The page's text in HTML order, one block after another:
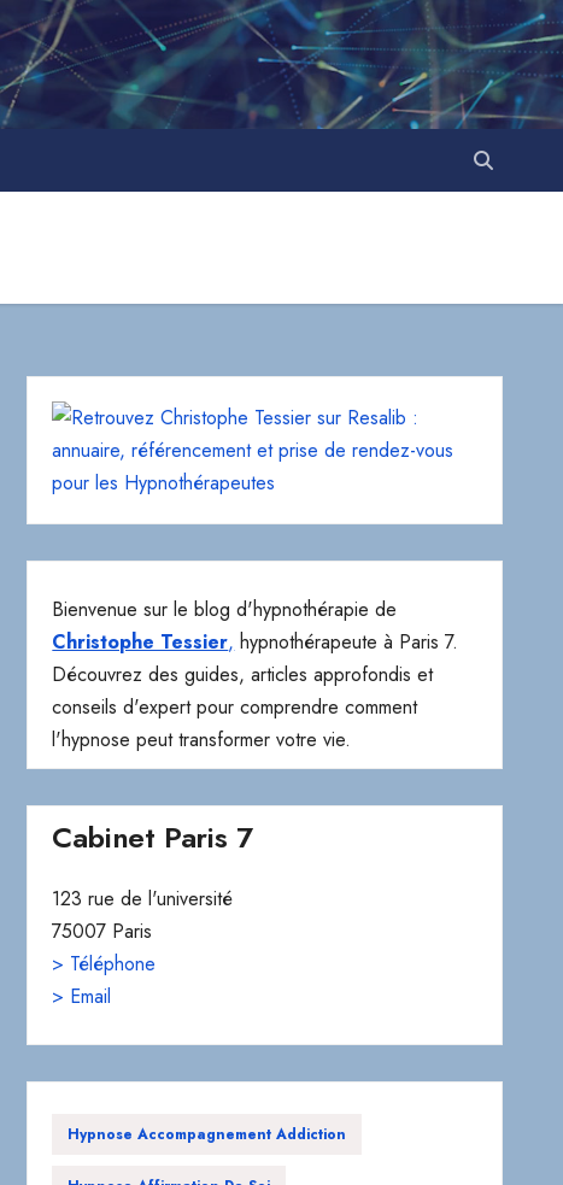
Bienvenue sur le blog d'hypnothérapie de
Christophe Tessier, hypnothérapeute à Paris 7.
Découvrez des guides, articles approfondis et
conseils d'expert pour comprendre comment
l'hypnose peut transformer votre vie.
Cabinet Paris 7
123 rue de l'université
75007 Paris
> Téléphone
> Email
Hypnose Accompagnement Addiction